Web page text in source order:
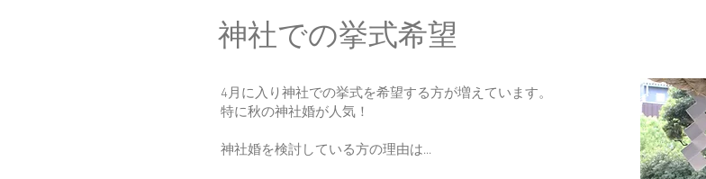
​神社での挙式希望
4月に入り神社での挙式を希望する方が増えています。
特に秋の神社婚が人気！
神社婚を検討している方の理由は...